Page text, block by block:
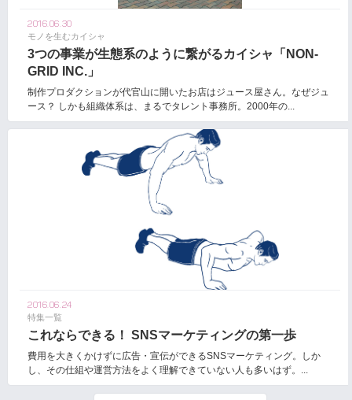
2016.06.30
モノを生むカイシャ
3つの事業が生態系のように繋がるカイシャ「NON-
GRID INC.」
制作プロダクションが代官山に開いたお店はジュース屋さん。なぜジュ
ース？ しかも組織体系は、まるでタレント事務所。2000年の...
2016.06.24
特集一覧
これならできる！ SNSマーケティングの第一歩
費用を大きくかけずに広告・宣伝ができるSNSマーケティング。しか
し、その仕組や運営方法をよく理解できていない人も多いはず。...